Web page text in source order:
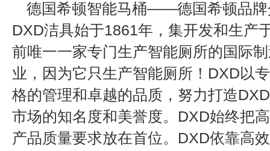
德国希顿智能马桶——德国希顿品牌
DXD洁具始于1861年，集开发和生产
前唯一一家专门生产智能厕所的国际
业，因为它只生产智能厕所！DXD以
格的管理和卓越的品质，努力打造
市场的知名度和美誉度。DXD始终把
产品质量要求放在首位。DXD依靠高